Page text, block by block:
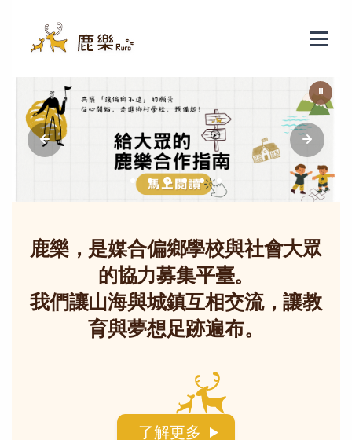
鹿樂 - 偏鄉教育群力平臺
鹿樂，是媒合偏鄉學校與社會大眾
的協力募集平臺。
我們讓山海與城鎮互相交流，讓教
育與夢想足跡遍布。